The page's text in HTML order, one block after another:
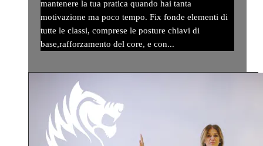
mantenere la tua pratica quando hai tanta
motivazione ma poco tempo. Fix fonde elementi di
tutte le classi, comprese le posture chiavi di
base,rafforzamento del core, e con...